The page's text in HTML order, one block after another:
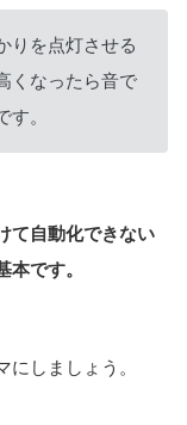
りを点灯させる
くなったら音で
。
て自動化できない
です。
しましょう。